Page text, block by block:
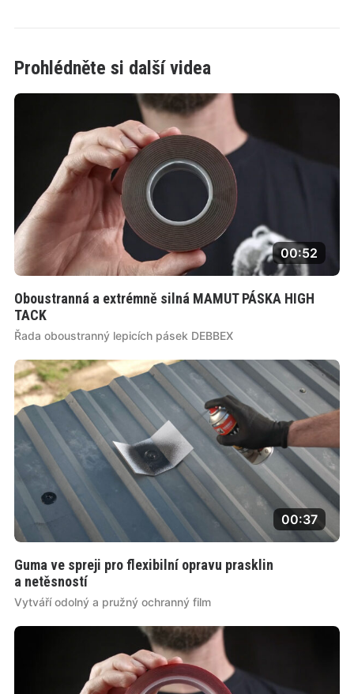
Prohlédněte si další videa
00:52
Oboustranná a extrémně silná MAMUT PÁSKA HIGH
TACK
Řada oboustranný lepicích pásek DEBBEX
00:37
Guma ve spreji pro flexibilní opravu prasklin
a netěsností
Vytváří odolný a pružný ochranný film